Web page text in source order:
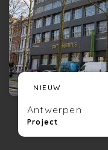
NIEUW
Antwerpen
Project